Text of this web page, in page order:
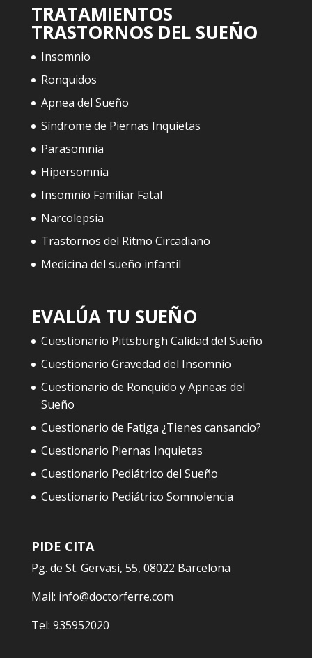
TRATAMIENTOS
TRASTORNOS DEL SUEÑO
Insomnio
Ronquidos
Apnea del Sueño
Síndrome de Piernas Inquietas
Parasomnia
Hipersomnia
Insomnio Familiar Fatal
Narcolepsia
Trastornos del Ritmo Circadiano
Medicina del sueño infantil
EVALÚA TU SUEÑO
Cuestionario Pittsburgh Calidad del Sueño
Cuestionario Gravedad del Insomnio
Cuestionario de Ronquido y Apneas del
Sueño
Cuestionario de Fatiga ¿Tienes cansancio?
Cuestionario Piernas Inquietas
Cuestionario Pediátrico del Sueño
Cuestionario Pediátrico Somnolencia
PIDE CITA
Pg. de St. Gervasi, 55, 08022 Barcelona
Mail: info@doctorferre.com
Tel: 935952020